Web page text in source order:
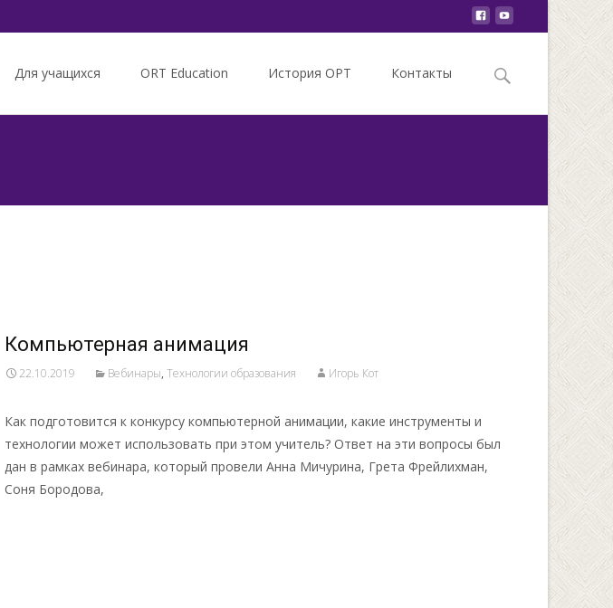
Для учащихся ORT Education История ОРТ Контакты
Search
Компьютерная анимация
22.10.2019 Вебинары, Технологии образования Игорь Кот
Как подготовится к конкурсу компьютерной анимации, какие инструменты и
технологии может использовать при этом учитель? Ответ на эти вопросы был
дан в рамках вебинара, который провели Анна Мичурина, Грета Фрейлихман,
Соня Бородова,